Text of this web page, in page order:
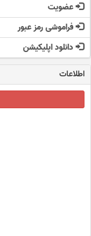
عضویت
فراموشی رمز عبور
دانلود اپلیکیشن
اطلاعات